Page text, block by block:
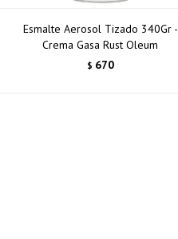
Esmalte Aerosol Tizado 340Gr -
Crema Gasa Rust Oleum
$ 670